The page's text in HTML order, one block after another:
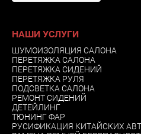
НАШИ УСЛУГИ
ШУМОИЗОЛЯЦИЯ САЛОНА
ПЕРЕТЯЖКА САЛОНА
ПЕРЕТЯЖКА СИДЕНИЙ
ПЕРЕТЯЖКА РУЛЯ
ПОДСВЕТКА САЛОНА
РЕМОНТ СИДЕНИЙ
ДЕТЕЙЛИНГ
ТЮНИНГ ФАР
РУСИФИКАЦИЯ КИТАЙСКИХ